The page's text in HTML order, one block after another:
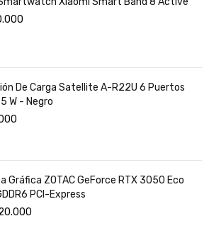
De Carga Satellite A-R22U 6 Puertos
W - Negro
Gráfica ZOTAC GeForce RTX 3050 Eco
PCI-Express